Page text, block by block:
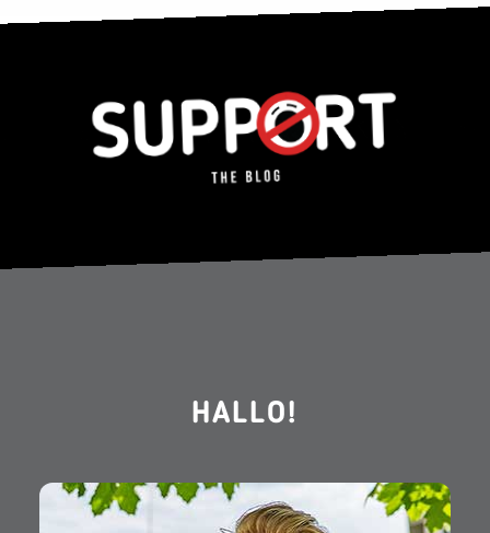
HALLO!